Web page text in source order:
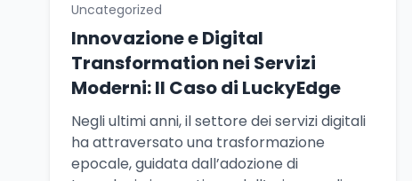
Uncategorized
Innovazione e Digital
Transformation nei Servizi
Moderni: Il Caso di LuckyEdge
Negli ultimi anni, il settore dei servizi digitali
ha attraversato una trasformazione
epocale, guidata dall’adozione di